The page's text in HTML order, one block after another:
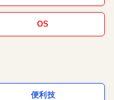
OS
便利技